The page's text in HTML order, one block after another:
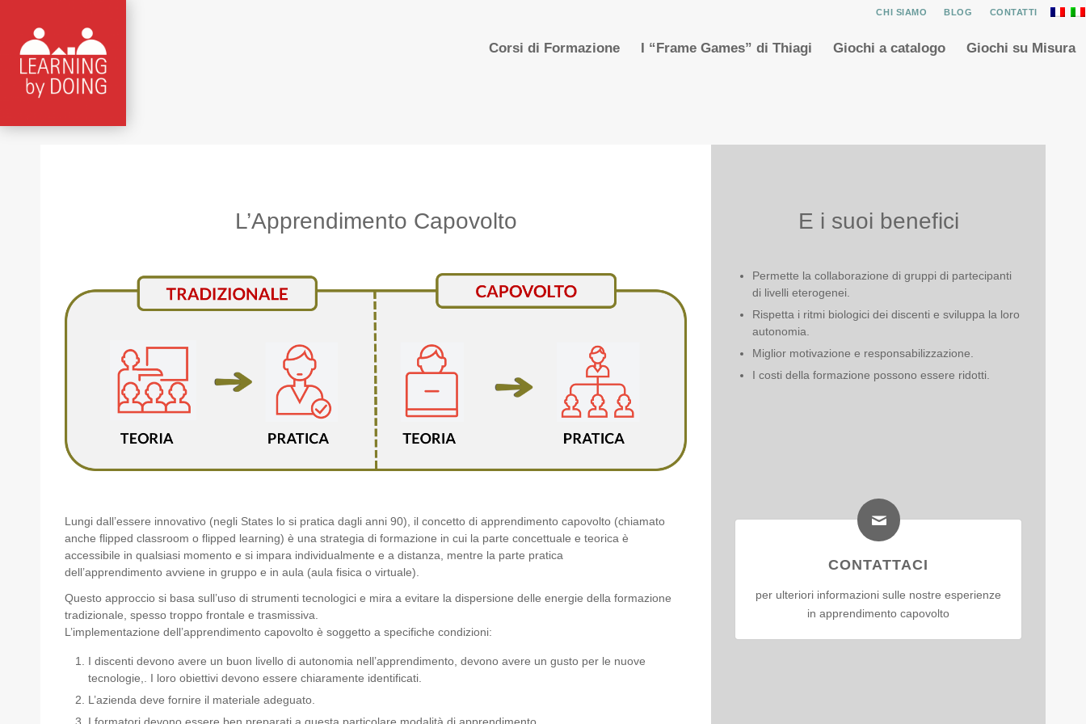
CHI SIAMO BLOG CONTATTI
Corsi di Formazione I “Frame Games” di Thiagi Giochi a catalogo Giochi su Misura
L’Apprendimento Capovolto
Lungi dall’essere innovativo (negli States lo si pratica dagli anni 90), il concetto di apprendimento capovolto (chiamato
anche flipped classroom o flipped learning) è una strategia di formazione in cui la parte concettuale e teorica è
accessibile in qualsiasi momento e si impara individualmente e a distanza, mentre la parte pratica
dell’apprendimento avviene in gruppo e in aula (aula fisica o virtuale).
Questo approccio si basa sull’uso di strumenti tecnologici e mira a evitare la dispersione delle energie della formazione
tradizionale, spesso troppo frontale e trasmissiva.
L’implementazione dell’apprendimento capovolto è soggetto a specifiche condizioni:
I discenti devono avere un buon livello di autonomia nell’apprendimento, devono avere un gusto per le nuove
tecnologie,. I loro obiettivi devono essere chiaramente identificati.
L’azienda deve fornire il materiale adeguato.
E i suoi benefici
Permette la collaborazione di gruppi di partecipanti
di livelli eterogenei.
Rispetta i ritmi biologici dei discenti e sviluppa la loro
autonomia.
Miglior motivazione e responsabilizzazione.
I costi della formazione possono essere ridotti.
CONTATTACI
per ulteriori informazioni sulle nostre esperienze
in apprendimento capovolto